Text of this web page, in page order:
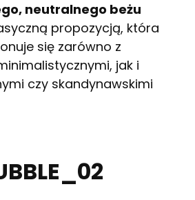
neutralnego beżu
propozycją, która
się zarówno z
jak i
czy skandynawskimi